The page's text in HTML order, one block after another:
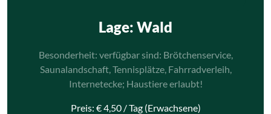
Lage: Wald
Besonderheit: verfügbar sind: Brötchenservice,
Saunalandschaft, Tennisplätze, Fahrradverleih,
Internetecke; Haustiere erlaubt!
Preis: € 4,50 / Tag (Erwachsene)